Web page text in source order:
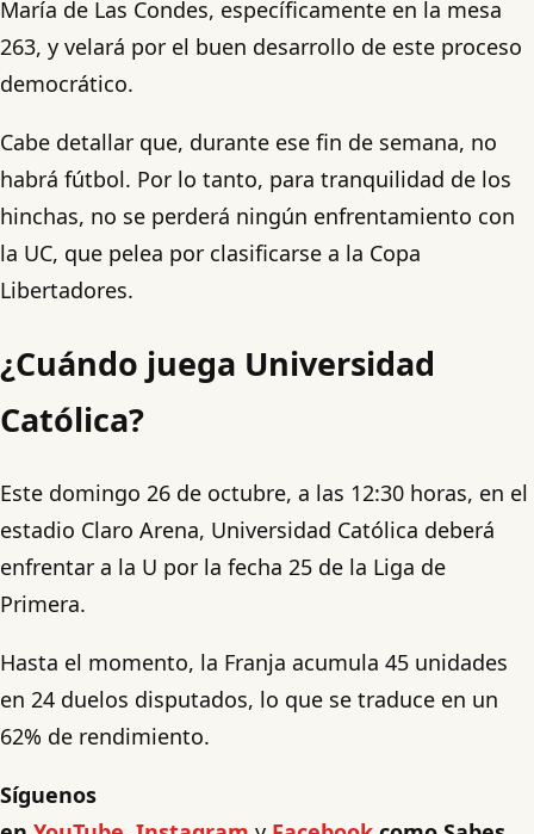
María de Las Condes, específicamente en la mesa
263, y velará por el buen desarrollo de este proceso
democrático.
Cabe detallar que, durante ese fin de semana, no
habrá fútbol. Por lo tanto, para tranquilidad de los
hinchas, no se perderá ningún enfrentamiento con
la UC, que pelea por clasificarse a la Copa
Libertadores.
¿Cuándo juega Universidad
Católica?
Este domingo 26 de octubre, a las 12:30 horas, en el
estadio Claro Arena, Universidad Católica deberá
enfrentar a la U por la fecha 25 de la Liga de
Primera.
Hasta el momento, la Franja acumula 45 unidades
en 24 duelos disputados, lo que se traduce en un
62% de rendimiento.
Síguenos